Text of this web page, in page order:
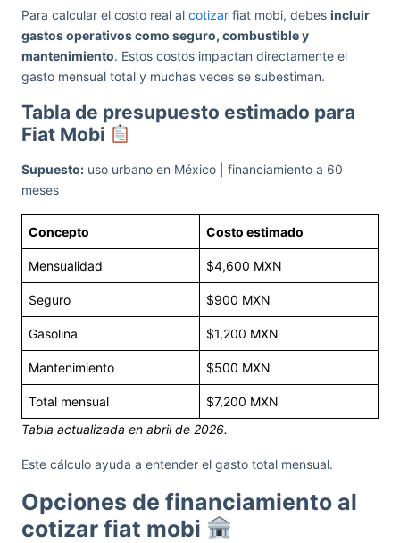
Para calcular el costo real al cotizar fiat mobi, debes incluir
gastos operativos como seguro, combustible y
mantenimiento. Estos costos impactan directamente el
gasto mensual total y muchas veces se subestiman.
Tabla de presupuesto estimado para
Fiat Mobi
Supuesto: uso urbano en México | financiamiento a 60
meses
Concepto Costo estimado
Mensualidad $4,600 MXN
Seguro $900 MXN
Gasolina $1,200 MXN
Mantenimiento $500 MXN
Total mensual
$7,200 MXN
Tabla actualizada en abril de 2026.
Este cálculo ayuda a entender el gasto total mensual.
Opciones de financiamiento al
cotizar fiat mobi